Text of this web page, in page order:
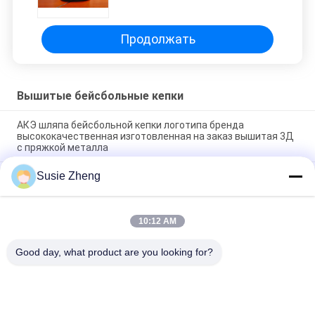
Продолжать
Вышитые бейсбольные кепки
АКЭ шляпа бейсбольной кепки логотипа бренда
высококачественная изготовленная на заказ вышитая 3Д
с пряжкой металла
Шляп папы панели бейсбольной кепки панели 100%
полиэстер 6 твердая классическая 6
неструктурированных
Изогнутый водитель грузовика наполняется до краев 6 пап
Susie Zheng
10:12 AM
Good day, what product are you looking for?